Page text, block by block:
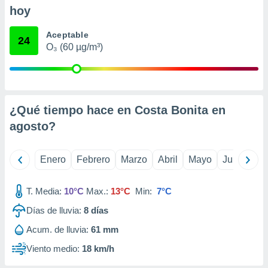
su
datos
momento
en
un
o acceder
datos
hoy
24 Aceptable
O₃ (60 µg/m³)
¿Qué tiempo hace en Costa Bonita en
agosto?
Enero Febrero Marzo Abril Mayo Junio
T. Media: 10°C Max.: 13°C Min: 7°C
Días de lluvia: 8 días
Acum. de lluvia: 61 mm
Viento medio: 18 km/h